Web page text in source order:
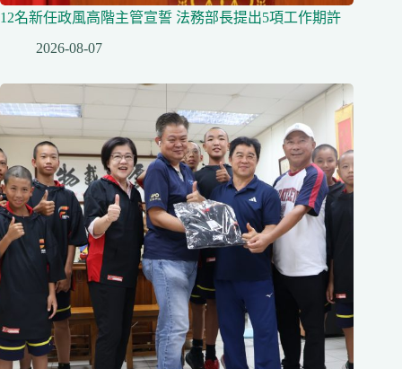
12名新任政風高階主管宣誓 法務部長提出5項工作期許
2026-08-07